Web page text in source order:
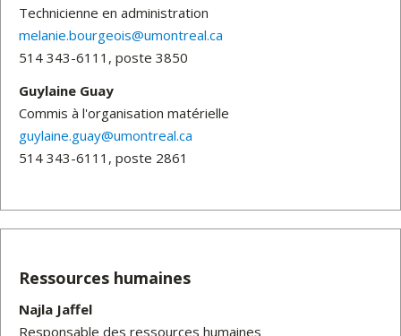
Technicienne en administration
melanie.bourgeois@umontreal.ca
514 343-6111, poste 3850
Guylaine Guay
Commis à l'organisation matérielle
guylaine.guay@umontreal.ca
514 343-6111, poste 2861
Ressources humaines
Najla Jaffel
Responsable des ressources humaines